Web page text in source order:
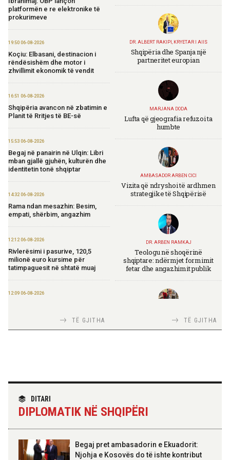
platformën e re elektronike të
prokurimeve
19:50 06-08-2026
Koçiu: Elbasani, destinacion i
rëndësishëm dhe motor i
zhvillimit ekonomik të vendit
16:51 06-08-2026
Shqipëria avancon në zbatimin e
Planit të Rritjes të BE-së
15:53 06-08-2026
Begaj në panairin në Ulqin: Libri
mban gjallë gjuhën, kulturën dhe
identitetin tonë shqiptar
14:32 06-08-2026
Rama ndan mesazhin: Besim,
empati, shërbim, angazhim
12:12 06-08-2026
Rivlerësimi i pasurive, 120,5
milionë euro kursime për
tatimpaguesit në shtatë muaj
12:09 06-08-2026
09:52 06-08-2026
Përmbarimi Shtetëror, 22 zyra në
vendimeve të gjykatave
09:50 06-08-2026
TË GJITHA
DR. ALBERT RAKIPI, KRYETAR I AIIS
Shqipëria dhe Spanja një
partneritet europian
MARJANA DODA
Lufta që gjeografia refuzoi ta
humbte
AMBASADOR ARBEN CICI
Vizita që ndryshoi të ardhmen
strategjike të Shqipërisë
DR. ARBEN RAMKAJ
Teologu në shoqërinë
shqiptare: ndërmjet formimit
fetar dhe angazhimit publik
TIRANA DIPLOMAT
TIRANA DIPLOMAT
Skënderbeut dhe Ismail
TË GJITHA
DITARI
DIPLOMATIK NË SHQIPËRI
Begaj pret ambasadorin e Ekuadorit:
Njohja e Kosovës do të ishte kontribut